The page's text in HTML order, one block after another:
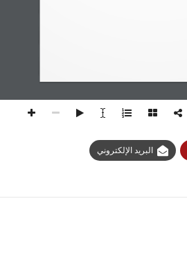
البريد الإلكتروني